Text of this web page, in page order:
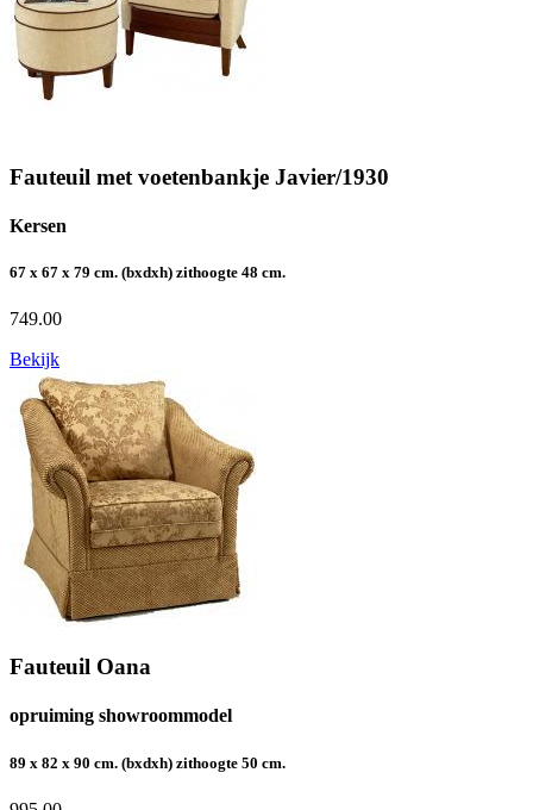
Fauteuil met voetenbankje Javier/1930
Kersen
67 x 67 x 79 cm. (bxdxh) zithoogte 48 cm.
749.00
Bekijk
Fauteuil Oana
opruiming showroommodel
89 x 82 x 90 cm. (bxdxh) zithoogte 50 cm.